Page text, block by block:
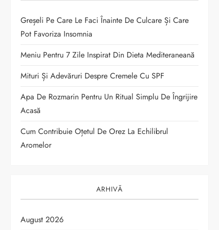
t
i
c
o
l
e
Greșeli Pe Care Le Faci Înainte De Culcare Și Care
Pot Favoriza Insomnia
Meniu Pentru 7 Zile Inspirat Din Dieta Mediteraneană
Mituri Și Adevăruri Despre Cremele Cu SPF
Apa De Rozmarin Pentru Un Ritual Simplu De Îngrijire
Acasă
Cum Contribuie Oțetul De Orez La Echilibrul
Aromelor
ARHIVĂ
August 2026